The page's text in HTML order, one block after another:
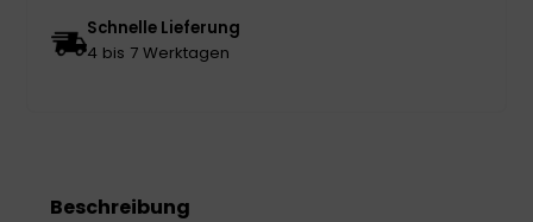
Schnelle Lieferung
4 bis 7 Werktagen
Beschreibung